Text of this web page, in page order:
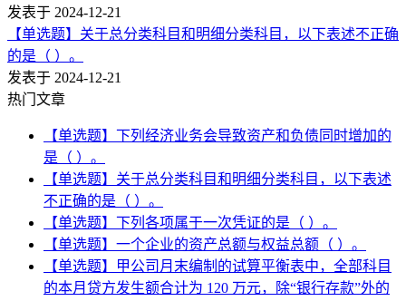
发表于 2024-12-21
【单选题】关于总分类科目和明细分类科目，以下表述不正确
的是（ ）。
发表于 2024-12-21
热门文章
【单选题】下列经济业务会导致资产和负债同时增加的
是（ ）。
【单选题】关于总分类科目和明细分类科目，以下表述
不正确的是（ ）。
【单选题】下列各项属于一次凭证的是（ ）。
【单选题】一个企业的资产总额与权益总额（ ）。
【单选题】甲公司月末编制的试算平衡表中，全部科目
的本月贷方发生额合计为 120 万元，除“银行存款”外的